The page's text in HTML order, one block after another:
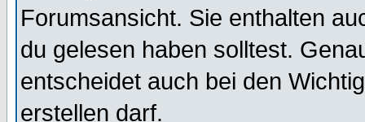
Forumsansicht. Sie enthalten
du gelesen haben solltest.
entscheidet auch bei den
erstellen darf.